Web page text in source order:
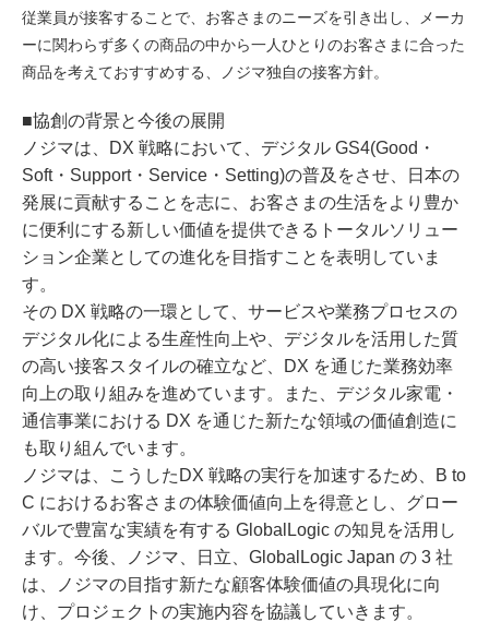
従業員が接客することで、お客さまのニーズを引き出し、メーカ
ーに関わらず多くの商品の中から一人ひとりのお客さまに合った
商品を考えておすすめする、ノジマ独自の接客方針。
■協創の背景と今後の展開
ノジマは、DX 戦略において、デジタル GS4(Good・
Soft・Support・Service・Setting)の普及をさせ、日本の
発展に貢献することを志に、お客さまの生活をより豊か
に便利にする新しい価値を提供できるトータルソリュー
ション企業としての進化を目指すことを表明していま
す。
その DX 戦略の一環として、サービスや業務プロセスの
デジタル化による生産性向上や、デジタルを活用した質
の高い接客スタイルの確立など、DX を通じた業務効率
向上の取り組みを進めています。また、デジタル家電・
通信事業における DX を通じた新たな領域の価値創造に
も取り組んでいます。
ノジマは、こうしたDX 戦略の実行を加速するため、B to
C におけるお客さまの体験価値向上を得意とし、グロー
バルで豊富な実績を有する GlobalLogic の知見を活用し
ます。今後、ノジマ、日立、GlobalLogic Japan の 3 社
は、ノジマの目指す新たな顧客体験価値の具現化に向
け、プロジェクトの実施内容を協議していきます。